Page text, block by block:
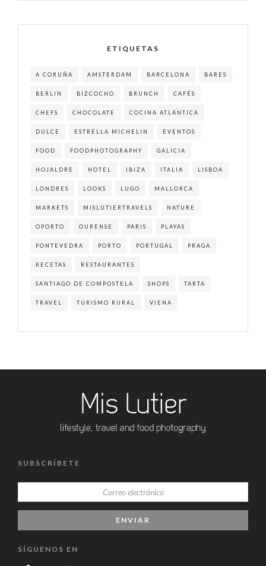
ETIQUETAS
A CORUÑA AMSTERDAM BARCELONA BARES
BERLIN BIZCOCHO BRUNCH CAFÉS
CHEFS CHOCOLATE COCINA ATLÁNTICA
DULCE ESTRELLA MICHELIN EVENTOS
FOOD FOODPHOTOGRAPHY GALICIA
HOJALDRE HOTEL IBIZA ITALIA LISBOA
LONDRES LOOKS LUGO MALLORCA
MARKETS MISLUTIERTRAVELS NATURE
OPORTO OURENSE PARIS PLAYAS
PONTEVEDRA PORTO PORTUGAL PRAGA
RECETAS RESTAURANTES
SANTIAGO DE COMPOSTELA SHOPS TARTA
TRAVEL TURISMO RURAL VIENA
SUBSCRÍBETE
SÍGUENOS EN